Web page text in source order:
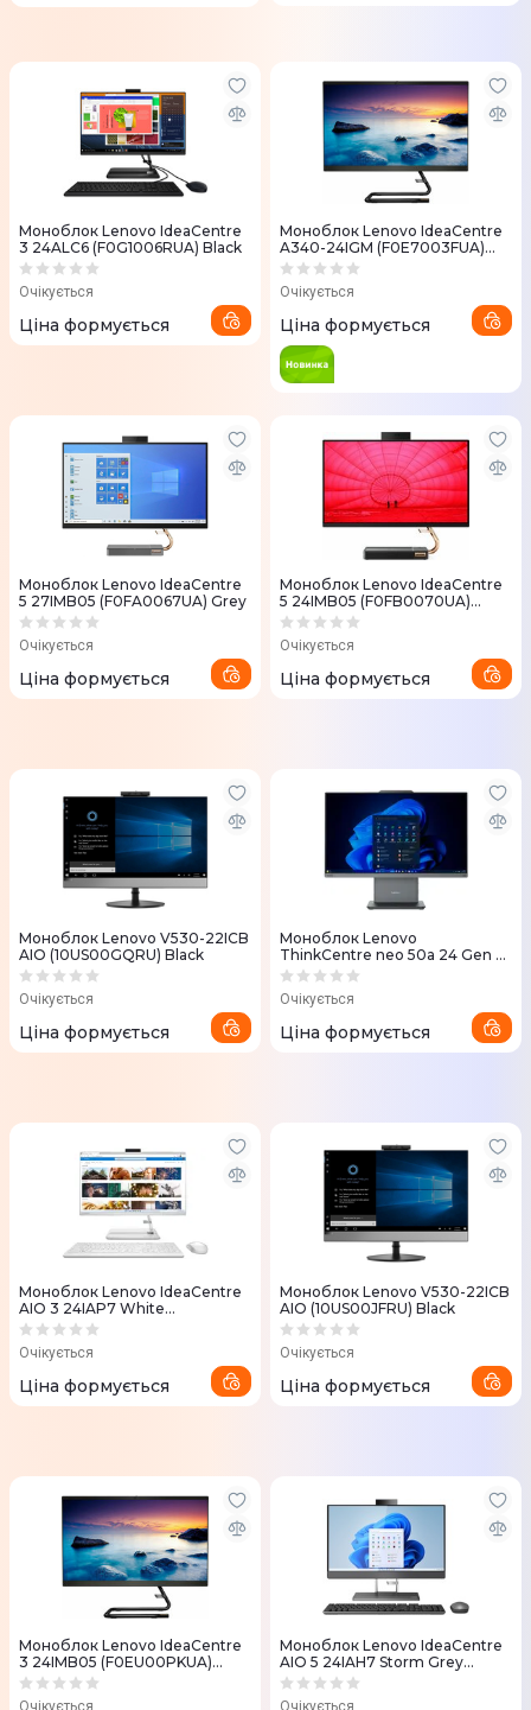
Моноблок Lenovo IdeaCentre
3 24ALC6 (F0G1006RUA) Black
Очікується
Ціна формується
Моноблок Lenovo IdeaCentre
A340-24IGM (F0E7003FUA)
Black
Очікується
Ціна формується
Моноблок Lenovo IdeaCentre
5 27IMB05 (F0FA0067UA) Grey
Очікується
Ціна формується
Моноблок Lenovo IdeaCentre
5 24IMB05 (F0FB0070UA)
Black
Очікується
Ціна формується
Моноблок Lenovo V530-22ICB
AIO (10US00GQRU) Black
Очікується
Ціна формується
Моноблок Lenovo
ThinkCentre neo 50a 24 Gen 5
Luna Grey (12SD000EUI)
Очікується
Ціна формується
Моноблок Lenovo IdeaCentre
AIO 3 24IAP7 White
(F0GH01G4RK)
Очікується
Ціна формується
Моноблок Lenovo V530-22ICB
AIO (10US00JFRU) Black
Очікується
Ціна формується
Моноблок Lenovo IdeaCentre
3 24IMB05 (F0EU00PKUA)
Business Black
Очікується
Моноблок Lenovo IdeaCentre
AIO 5 24IAH7 Storm Grey
(F0GR009HUA)
Очікується